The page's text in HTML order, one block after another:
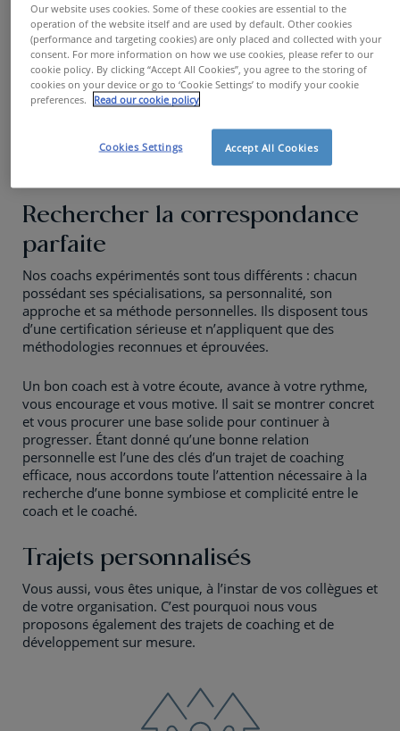
gérer les conflits ou les tensions au sein d’un
groupe ;
mieux fonctionner en équipe et à obtenir de
meilleurs résultats ;
optimiser vos capacités de gestion ;
élaborer et à parcourir des trajets de
développement ;
Rechercher la correspondance
parfaite
Nos coachs expérimentés sont tous différents : chacun
possédant ses spécialisations, sa personnalité, son
approche et sa méthode personnelles. Ils disposent tous
d’une certification sérieuse et n’appliquent que des
méthodologies reconnues et éprouvées.
Un bon coach est à votre écoute, avance à votre rythme,
vous encourage et vous motive. Il sait se montrer concret
et vous procurer une base solide pour continuer à
progresser. Étant donné qu’une bonne relation
personnelle est l’une des clés d’un trajet de coaching
efficace, nous accordons toute l’attention nécessaire à la
recherche d’une bonne symbiose et complicité entre le
coach et le coaché.
Trajets personnalisés
Vous aussi, vous êtes unique, à l’instar de vos collègues et
de votre organisation. C’est pourquoi nous vous
proposons également des trajets de coaching et de
développement sur mesure.
Our website uses cookies. Some of these cookies are essential to the
operation of the website itself and are used by default. Other cookies
(performance and targeting cookies) are only placed and collected with your
consent. For more information on how we use cookies, please refer to our
cookie policy. By clicking “Accept All Cookies”, you agree to the storing of
cookies on your device or go to ‘Cookie Settings’ to modify your cookie
preferences.
Read our cookie policy
Accept All Cookies
Cookies Settings